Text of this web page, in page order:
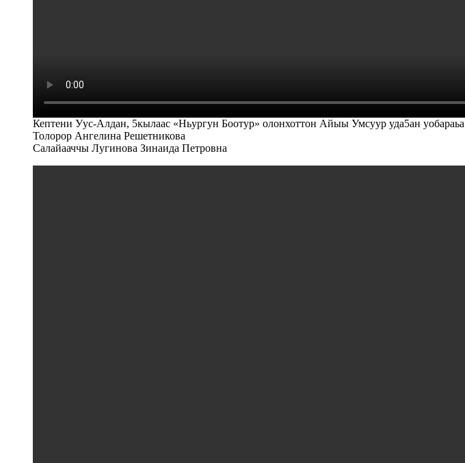
Кептени Уус-Алдан, 5кылаас «Ньургун Боотур» олонхоттон Айыы Умсуур уда5ан уобараьа
Толорор Ангелина Решетникова
Салайааччы Лугинова Зинаида Петровна